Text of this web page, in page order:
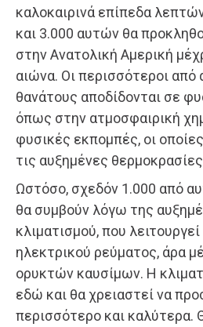
καλοκαιρινά επίπεδα
και 3.000 αυτών θα
στην Ανατολική Αμερική
αιώνα. Οι περισσότεροι από
θανάτους αποδίδονται σε
όπως στην ατμοσφαιρική
φυσικές εκπομπές, οι
τις αυξημένες
Ωστόσο, σχεδόν 1.000 από
θα συμβούν λόγω της
κλιματισμού, που
ηλεκτρικού ρεύματος, άρα
ορυκτών καυσίμων. Η
εδώ και θα χρειαστεί να
περισσότερο και καλύτερα.